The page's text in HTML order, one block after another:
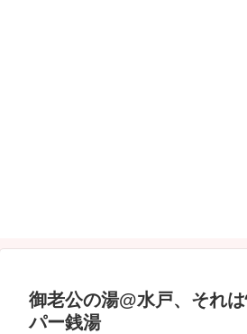
御老公の湯@水戸、それ
パー銭湯